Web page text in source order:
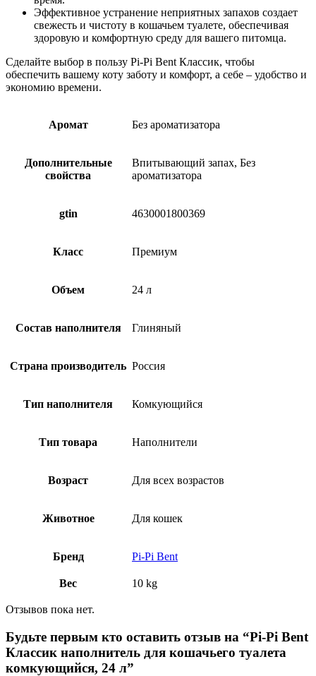
Эффективное устранение неприятных запахов создает
свежесть и чистоту в кошачьем туалете, обеспечивая
здоровую и комфортную среду для вашего питомца.
Сделайте выбор в пользу Pi-Pi Bent Классик, чтобы
обеспечить вашему коту заботу и комфорт, а себе – удобство и
экономию времени.
Аромат Без ароматизатора
Дополнительные
свойства
Впитывающий запах, Без
ароматизатора
gtin 4630001800369
Класс Премиум
Объем 24 л
Состав наполнителя Глиняный
Страна производитель Россия
Тип наполнителя Комкующийся
Тип товара Наполнители
Возраст Для всех возрастов
Животное Для кошек
Бренд Pi-Pi Bent
Вес 10 kg
Отзывов пока нет.
Будьте первым кто оставить отзыв на “Pi-Pi Bent
Классик наполнитель для кошачьего туалета
комкующийся, 24 л”